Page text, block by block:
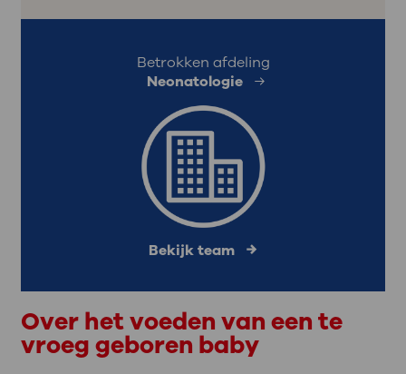
Betrokken afdeling
Neonatologie
Bekijk team
Over het voeden van een te
vroeg geboren baby